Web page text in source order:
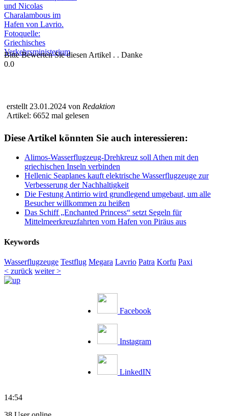
Bitte Bewerten Sie diesen Artikel . . Danke
0.0
erstellt 23.01.2024 von Redaktion
Artikel: 6652 mal gelesen
Diese Artikel könnten Sie auch interessieren:
Alimos-Wasserflugzeug-Drehkreuz soll Athen mit den
griechischen Inseln verbinden
Hellenic Seaplanes kauft elektrische Wasserflugzeuge zur
Verbesserung der Nachhaltigkeit
Die Festung Antirrio wird grundlegend umgebaut, um alle
Besucher willkommen zu heißen
Das Schiff „Enchanted Princess“ setzt Segeln für
Mittelmeerkreuzfahrten vom Hafen von Piräus aus
Keywords
Wasserflugzeuge Testflug Megara Lavrio Patra Korfu Paxi
< zurück weiter >
Facebook
Instagram
LinkedIN
14:54